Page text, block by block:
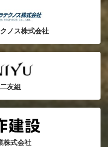
ノス株式会社
友組
株式会社